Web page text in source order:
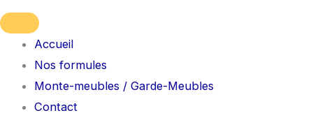
Accueil
Nos formules
Monte-meubles / Garde-Meubles
Contact